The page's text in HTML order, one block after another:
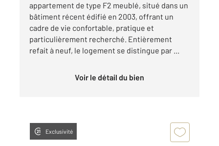
appartement de type F2 meublé, situé dans un
bâtiment récent édifié en 2003, offrant un
cadre de vie confortable, pratique et
particulièrement recherché. Entièrement
refait à neuf, le logement se distingue par ...
Voir le détail du bien
Exclusivité